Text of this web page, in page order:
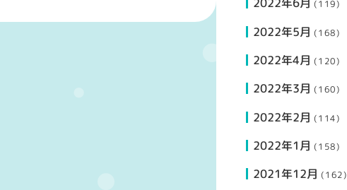
(119)
2022年5月 (168)
2022年4月 (120)
2022年3月 (160)
2022年2月 (114)
2022年1月 (158)
2021年12月 (162)